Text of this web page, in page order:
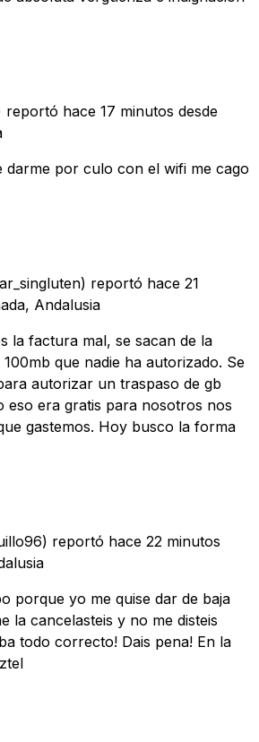
reportó hace 17 minutos desde
darme por culo con el wifi me cago
reportó hace 21
Andalusia
la factura mal, se sacan de la
que nadie ha autorizado. Se
autorizar un traspaso de gb
eso era gratis para nosotros nos
gastemos. Hoy busco la forma
reportó hace 22 minutos
porque yo me quise dar de baja
la cancelasteis y no me disteis
todo correcto! Dais pena! En la